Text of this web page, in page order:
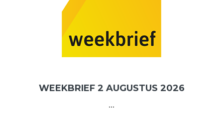
WEEKBRIEF 2 AUGUSTUS 2026
...